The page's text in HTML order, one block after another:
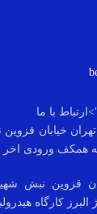
تهران خیابان
همکف ورودی اخر
قزوین نبش
البرز کارگاه